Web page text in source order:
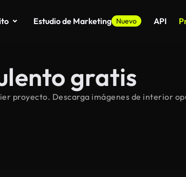
Estudio de Marketing Nuevo API
gratis
proyecto. Descarga imágenes de interior